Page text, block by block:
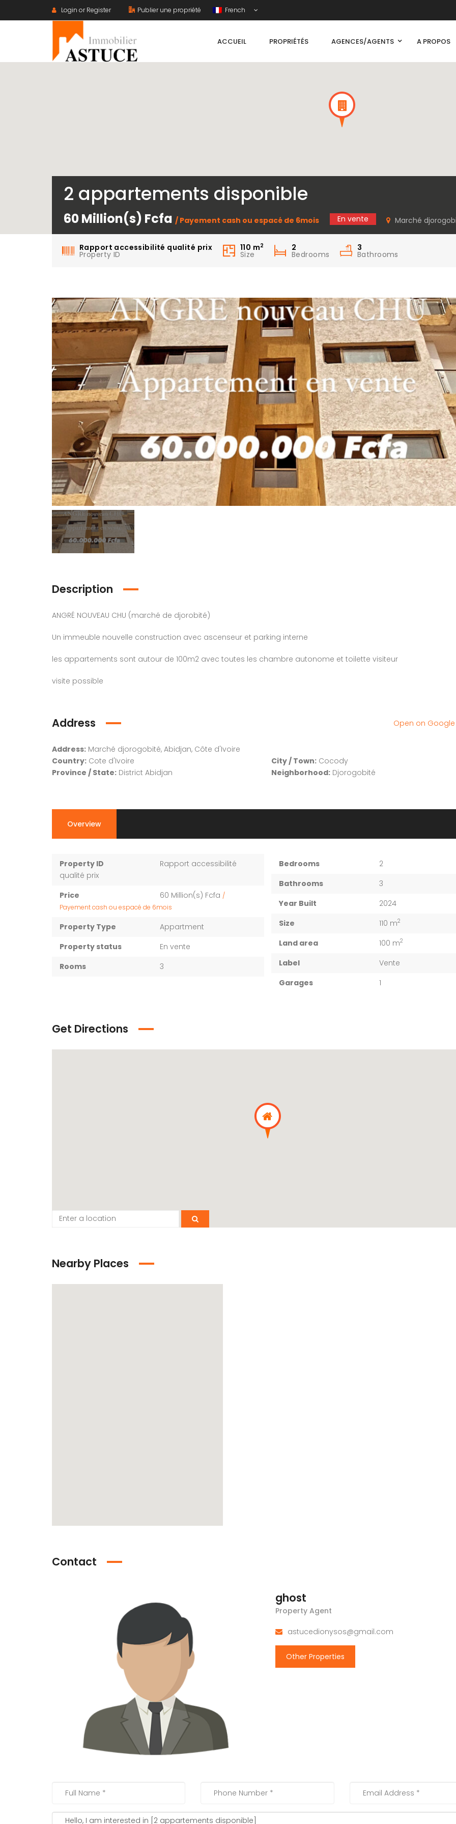
Login or Register Publier une propriété French
ACCUEIL PROPRIÉTÉS AGENCES/AGENTS A PROPOS
2 appartements disponible
60 Million(s) Fcfa / Payement cash ou espacé de 6mois En vente Marché
Rapport accessibilité qualité prix
Property ID
110 m2
Size
2
Bedrooms
3
Bathrooms
Description
ANGRÉ NOUVEAU CHU (marché de djorobité)
Un immeuble nouvelle construction avec ascenseur et parking interne
les appartements sont autour de 100m2 avec toutes les chambre autonome et toilette visiteur
visite possible
Address
Address: Marché djorogobité, Abidjan, Côte d'Ivoire
Country: Cote d'Ivoire
Province / State: District Abidjan
City / Town: Cocody
Neighborhood: Djorogobité
Open on
Overview
Property ID
Rapport accessibilité
qualité prix
Price
60 Million(s) Fcfa /
Payement cash ou espacé de 6mois
Property Type
Appartment
Property status
En vente
Rooms
3
Bedrooms
2
Bathrooms
3
Year Built
2024
Size
110 m2
Land area 100 m2
Label
Vente
Garages
1
Get Directions
Nearby Places
Contact
ghost
Property Agent
astucedionysos@gmail.com
Other Properties
À bassam Ta villa
Grand-Bassam, Côte d'Ivoire
Cité Élite 2, Cité Élite 2, Abidjan, Côte d'Ivoire
Cité Élite 2, Cité Élite 2,